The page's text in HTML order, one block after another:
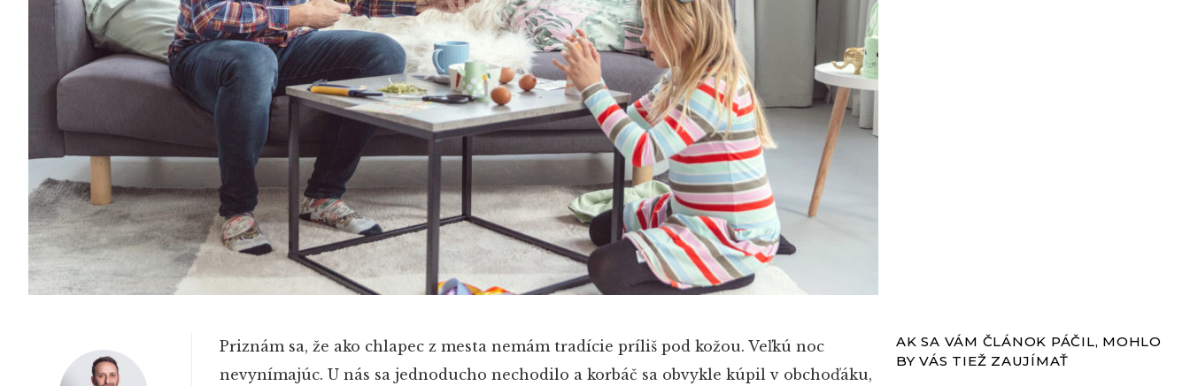
Priznám sa, že ako chlapec z mesta nemám tradície príliš pod kožou. Veľkú noc
nevynímajúc. U nás sa jednoducho nechodilo a korbáč sa obvykle kúpil v obchoďáku,
AK SA VÁM ČLÁNOK PÁČIL, MOHLO
BY VÁS TIEŽ ZAUJÍMAŤ